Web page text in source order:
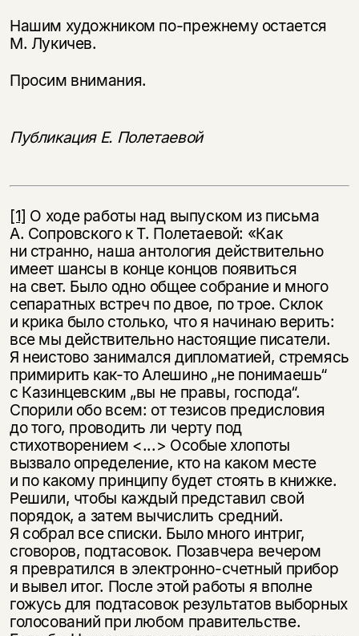
Нашим художником по-прежнему остается
М. Лукичев.
Просим внимания.
Публикация Е. Полетаевой
[1] О ходе работы над выпуском из письма
А. Сопровского к Т. Полетаевой: «Как
ни странно, наша антология действительно
имеет шансы в конце концов появиться
на свет. Было одно общее собрание и много
сепаратных встреч по двое, по трое. Склок
и крика было столько, что я начинаю верить:
все мы действительно настоящие писатели.
Я неистово занимался дипломатией, стремясь
примирить как-то Алешино „не понимаешь“
с Казинцевским „вы не правы, господа“.
Спорили обо всем: от тези­сов предисловия
до того, проводить ли черту под
стихотворением <...> Особые хлопоты
вызвало определение, кто на каком месте
и по какому принципу будет стоять в книжке.
Решили, чтобы каждый представил свой
порядок, а затем вычислить средний.
Я собрал все списки. Было много интриг,
сговоров, подтасовок. Позавчера вечером
я превратился в электронно-счетный прибор
и вывел итог. После этой работы я вполне
гожусь для подтасовок результатов выборных
голосований при любом правительстве.